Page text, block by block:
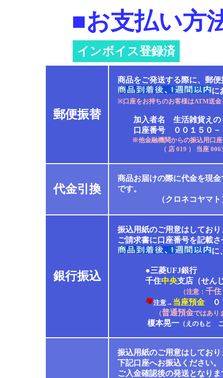
■お支払い方
インボイス登録済
郵便振替
商品をご発送する際に、郵便
に
※口座をお持ちのお客様はATM送
加入者名 生活雑貨えの
口座番号 ００１５０－８
※他金融機関からの振込用口座
（ 店 019 ） 当座
代金引換
商品お届けの際に代金を現金
です。
（クロネコヤマト
銀行振込
振込用紙のご用意はしており
ご請求書に口座番号を記載さ
に
●三菱UFJ銀行
千住中央支店（せん
（注意： 千住
注意→ 当座預金 ０
（普通預金ではあり
榎本晃一 （えのもと
振込用紙のご用意はしており
下記口座へお振込ください。
ご入金確認後の発送となりま